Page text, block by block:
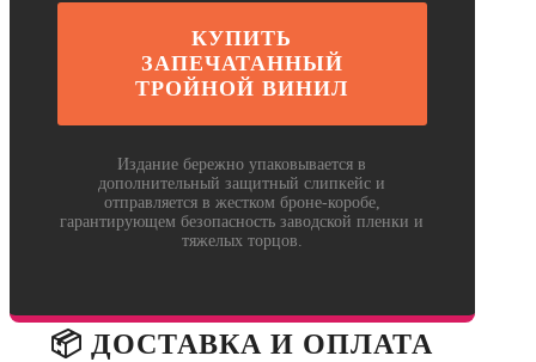
КУПИТЬ
ЗАПЕЧАТАННЫЙ
ТРОЙНОЙ ВИНИЛ
Издание бережно упаковывается в
дополнительный защитный слипкейс и
отправляется в жестком броне-коробе,
гарантирующем безопасность заводской пленки и
тяжелых торцов.
📦 ДОСТАВКА И ОПЛАТА